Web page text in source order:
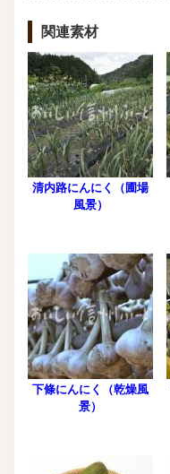
関連素材
清内路にんにく（圃場
風景）
下條にんにく（乾燥風
景）